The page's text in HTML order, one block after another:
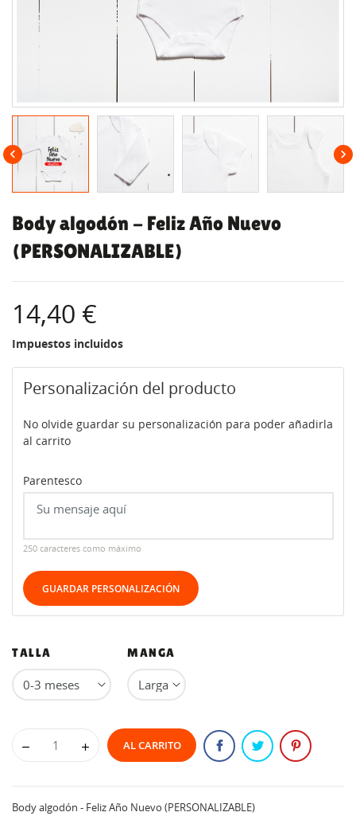
 
Body algodón - Feliz Año Nuevo
(PERSONALIZABLE)
14,40 €
Impuestos incluidos
Personalización del producto
No olvide guardar su personalización para poder añadirla
al carrito
Parentesco
250 caracteres como máximo
GUARDAR PERSONALIZACIÓN
TALLA MANGA
AL CARRITO
Body algodón - Feliz Año Nuevo (PERSONALIZABLE)